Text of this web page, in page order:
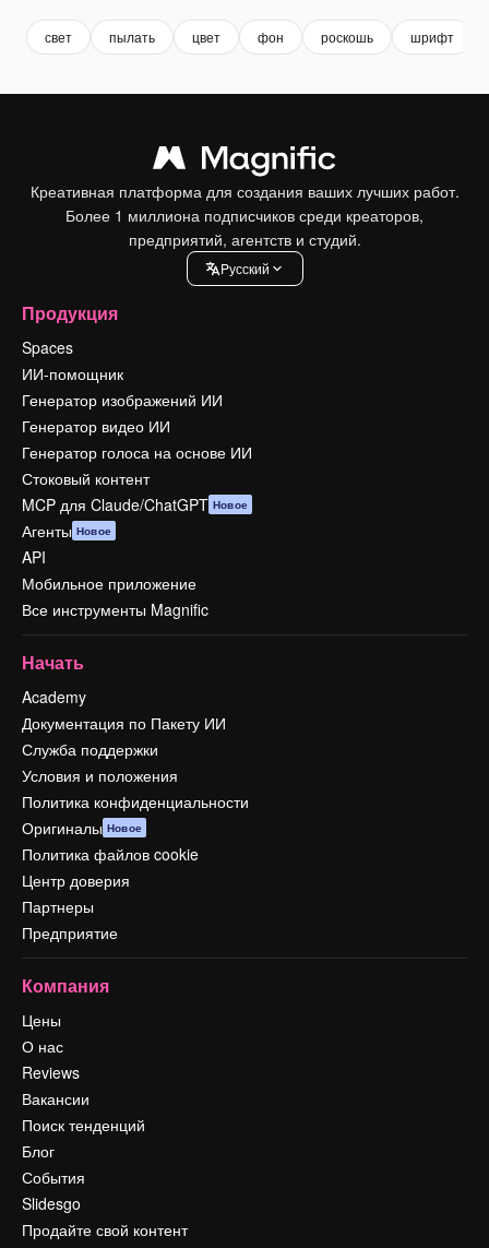
свет пылать цвет фон роскошь шрифт
Креативная платформа для создания ваших лучших работ.
Более 1 миллиона подписчиков среди креаторов,
предприятий, агентств и студий.
Pусский
Продукция
Spaces
ИИ-помощник
Генератор изображений ИИ
Генератор видео ИИ
Генератор голоса на основе ИИ
Стоковый контент
MCP для Claude/ChatGPT Новое
Агенты Новое
API
Мобильное приложение
Все инструменты Magnific
Начать
Academy
Документация по Пакету ИИ
Служба поддержки
Условия и положения
Политика конфиденциальности
Оригиналы Новое
Политика файлов cookie
Центр доверия
Партнеры
Предприятие
Компания
Цены
О нас
Reviews
Вакансии
Поиск тенденций
Блог
События
Slidesgo
Продайте свой контент